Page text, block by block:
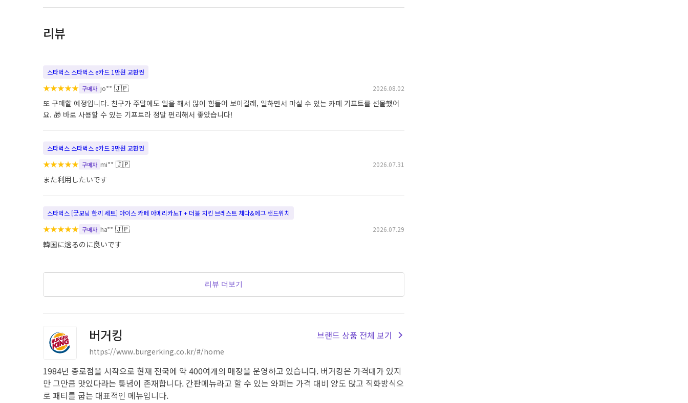
리뷰
스타벅스 스타벅스 e카드 1만원 교환권
★★★★★ 구매자 jo** 🇯🇵 2026.08.02
또 구매할 예정입니다. 친구가 주말에도 일을 해서 많이 힘들어 보이길래, 일하면서 마실 수 있는 카페 기프트를 선물했어
요. 🎁 바로 사용할 수 있는 기프트라 정말 편리해서 좋았습니다!
스타벅스 스타벅스 e카드 3만원 교환권
★★★★★ 구매자 mi** 🇯🇵 2026.07.31
また利用したいです
스타벅스 [굿모닝 한끼 세트] 아이스 카페 아메리카노T + 더블 치킨 브레스트 체다&에그 샌드위치
★★★★★ 구매자 ha** 🇯🇵 2026.07.29
韓国に送るのに良いです
리뷰 더보기
버거킹
https://www.burgerking.co.kr/#/home
브랜드 상품 전체 보기
1984년 종로점을 시작으로 현재 전국에 약 400여개의 매장을 운영하고 있습니다. 버거킹은 가격대가 있지
만 그만큼 맛있다라는 통념이 존재합니다. 간판메뉴라고 할 수 있는 와퍼는 가격 대비 양도 많고 직화방식으
로 패티를 굽는 대표적인 메뉴입니다.